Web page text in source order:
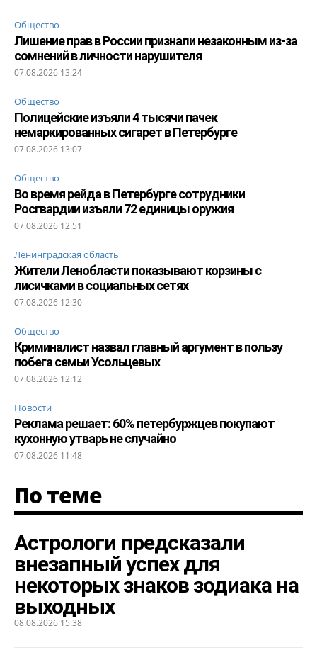
Общество
Лишение прав в России признали незаконным из-за
сомнений в личности нарушителя
07.08.2026 13:24
Общество
Полицейские изъяли 4 тысячи пачек
немаркированных сигарет в Петербурге
07.08.2026 13:07
Общество
Во время рейда в Петербурге сотрудники
Росгвардии изъяли 72 единицы оружия
07.08.2026 12:51
Ленинградская область
Жители Ленобласти показывают корзины с
лисичками в социальных сетях
07.08.2026 12:30
Общество
Криминалист назвал главный аргумент в пользу
побега семьи Усольцевых
07.08.2026 12:12
Новости
Реклама решает: 60% петербуржцев покупают
кухонную утварь не случайно
07.08.2026 11:48
По теме
Астрологи предсказали
внезапный успех для
некоторых знаков зодиака на
выходных
08.08.2026 15:38